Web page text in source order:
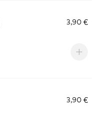
3,90 €
3,90 €